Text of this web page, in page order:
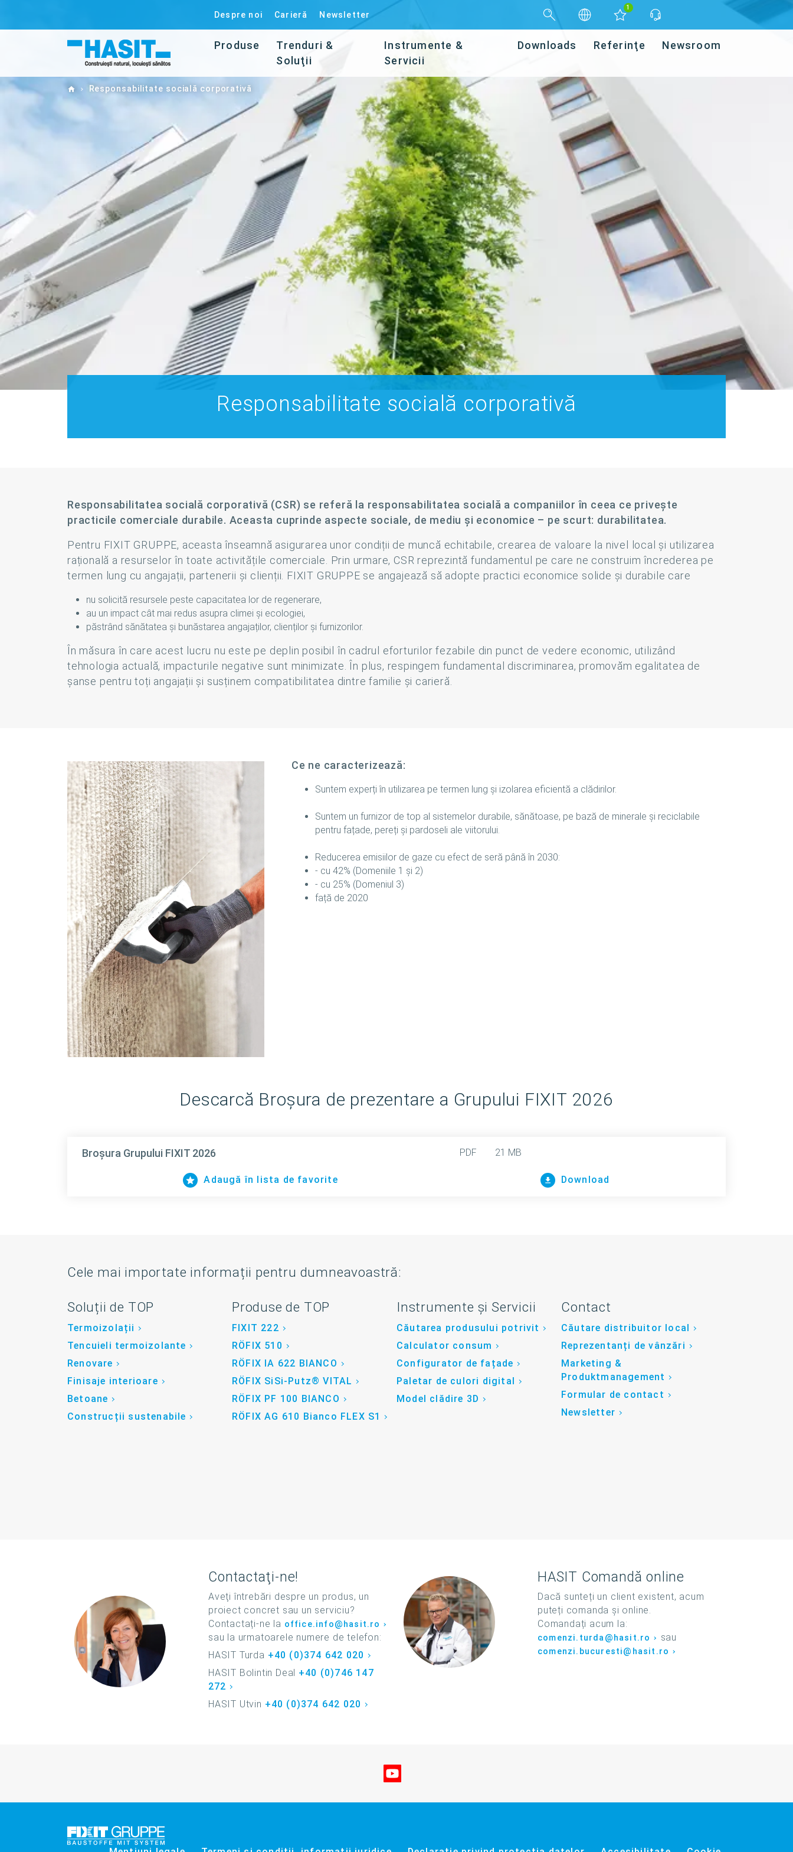
Despre noi Carieră Newsletter
1
Produse
Trenduri &
Soluţii
Instrumente &
Servicii
Downloads Referinţe Newsroom
HomeResponsabilitate socială corporativă
Responsabilitate socială corporativă
Responsabilitatea socială corporativă (CSR) se referă la responsabilitatea socială a companiilor în ceea ce privește
practicile comerciale durabile. Aceasta cuprinde aspecte sociale, de mediu și economice – pe scurt: durabilitatea.
Pentru FIXIT GRUPPE, aceasta înseamnă asigurarea unor condiții de muncă echitabile, crearea de valoare la nivel local și utilizarea
rațională a resurselor în toate activitățile comerciale. Prin urmare, CSR reprezintă fundamentul pe care ne construim încrederea pe
termen lung cu angajații, partenerii și clienții. FIXIT GRUPPE se angajează să adopte practici economice solide și durabile care
nu solicită resursele peste capacitatea lor de regenerare,
au un impact cât mai redus asupra climei și ecologiei,
păstrând sănătatea și bunăstarea angajaților, clienților și furnizorilor.
În măsura în care acest lucru nu este pe deplin posibil în cadrul eforturilor fezabile din punct de vedere economic, utilizând
tehnologia actuală, impacturile negative sunt minimizate. În plus, respingem fundamental discriminarea, promovăm egalitatea de
șanse pentru toți angajații și susținem compatibilitatea dintre familie și carieră.
Ce ne caracterizează:
Suntem experți în utilizarea pe termen lung și izolarea eficientă a clădirilor.
Suntem un furnizor de top al sistemelor durabile, sănătoase, pe bază de minerale și reciclabile
pentru fațade, pereți și pardoseli ale viitorului.
Reducerea emisiilor de gaze cu efect de seră până în 2030:
- cu 42% (Domeniile 1 și 2)
- cu 25% (Domeniul 3)
față de 2020
Descarcă Broșura de prezentare a Grupului FIXIT 2026
Broşura Grupului FIXIT 2026 PDF 21 MB
Adaugă în lista de favorite Download
Cele mai importate informații pentru dumneavoastră:
Soluții de TOP
Termoizolații
Tencuieli termoizolante
Renovare
Finisaje interioare
Betoane
Construcții sustenabile
Produse de TOP
FIXIT 222
RÖFIX 510
RÖFIX IA 622 BIANCO
RÖFIX SiSi-Putz® VITAL
RÖFIX PF 100 BIANCO
RÖFIX AG 610 Bianco FLEX S1
Instrumente și Servicii
Căutarea produsului potrivit
Calculator consum
Configurator de fațade
Paletar de culori digital
Model clădire 3D
Contact
Căutare distribuitor local
Reprezentanți de vânzări
Marketing &
Produktmanagement
Formular de contact
Newsletter
Contactaţi-ne!
Aveţi întrebări despre un produs, un
proiect concret sau un serviciu?
Contactați-ne la office.info@hasit.ro
sau la urmatoarele numere de telefon:
HASIT Turda +40 (0)374 642 020
HASIT Bolintin Deal +40 (0)746 147
272
HASIT Utvin +40 (0)374 642 020
HASIT Comandă online
Dacă sunteți un client existent, acum
puteți comanda și online.
Comandați acum la:
comenzi.turda@hasit.ro sau
comenzi.bucuresti@hasit.ro